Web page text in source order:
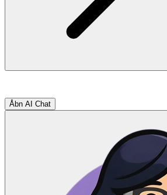
Åbn AI Chat